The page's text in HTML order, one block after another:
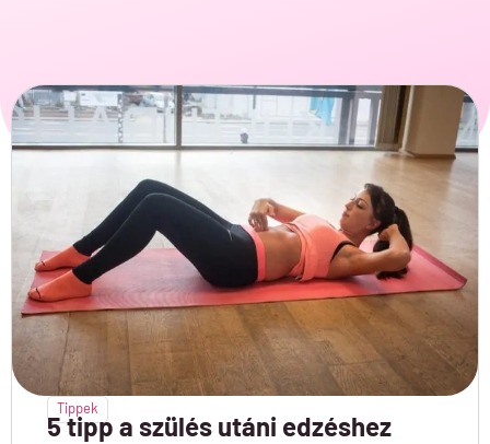
Tippek
5 tipp a szülés utáni edzéshez